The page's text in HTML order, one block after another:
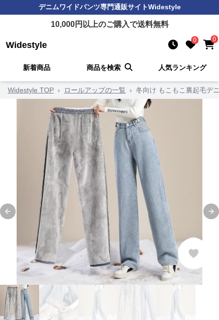
デニムワイドパンツ専門通販サイトWidestyle
10,000円以上のご購入で送料無料
Widestyle 0 0
新着商品 商品を検索 人気ランキング
Widestyle TOP › ロールアップの一覧 › 冬向け もこもこ裏起毛デ
Previous slide